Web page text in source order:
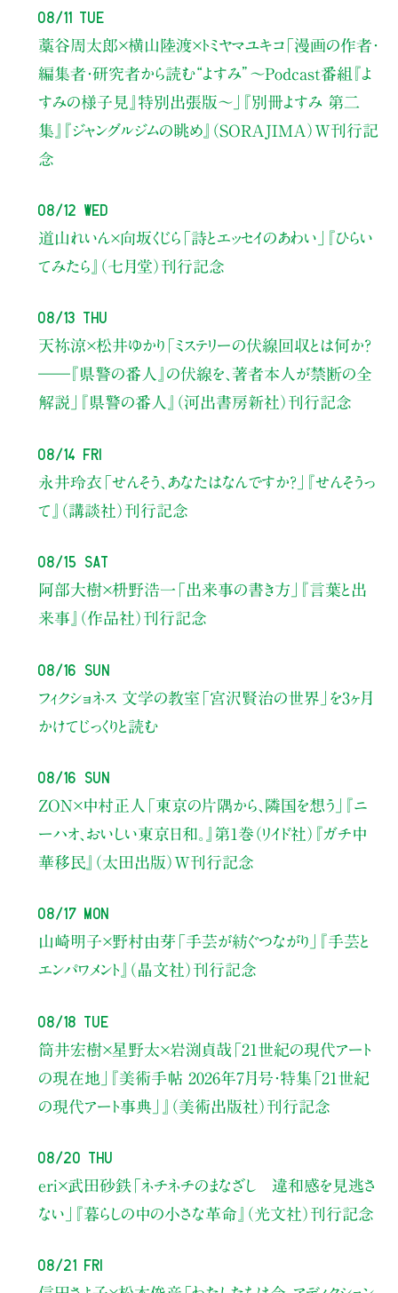
08/11 Tue
藁谷周太郎×横山陸渡×トミヤマユキコ「漫画の作者・
編集者・研究者から読む“よすみ” 〜Podcast番組『よ
すみの様子見』特別出張版〜」
『別冊よすみ 第二
集』『ジャングルジムの眺め』（SORAJIMA）W刊行記
念
08/12 Wed
道山れいん×向坂くじら 「詩とエッセイのあわい」
『ひらい
てみたら』（七月堂）刊行記念
08/13 Thu
天祢涼×松井ゆかり 「ミステリーの伏線回収とは何か？
――『県警の番人』の伏線を、著者本人が禁断の全
解説」
『県警の番人』（河出書房新社）刊行記念
08/14 Fri
永井玲衣 「せんそう、あなたはなんですか？」
『せんそうっ
て』（講談社）刊行記念
08/15 Sat
阿部大樹×枡野浩一 「出来事の書き方」
『言葉と出
来事』（作品社）刊行記念
08/16 Sun
フィクショネス 文学の教室 「宮沢賢治の世界」を3ヶ月
かけてじっくりと読む
08/16 Sun
ZON×中村正人 「東京の片隅から、隣国を想う」
『ニ
ーハオ、おいしい東京日和。』第1巻（リイド社） 『ガチ中
華移民』（太田出版）W刊行記念
08/17 Mon
山崎明子×野村由芽 「手芸が紡ぐつながり」
『手芸と
エンパワメント』（晶文社）刊行記念
08/18 Tue
筒井宏樹×星野太×岩渕貞哉 「21世紀の現代アート
の現在地」
『美術手帖 2026年7月号・特集「21世紀
の現代アート事典」』（美術出版社）刊行記念
08/20 Thu
eri×武田砂鉄「ネチネチのまなざし 違和感を見逃さ
ない」
『暮らしの中の小さな革命』（光文社）刊行記念
08/21 Fri